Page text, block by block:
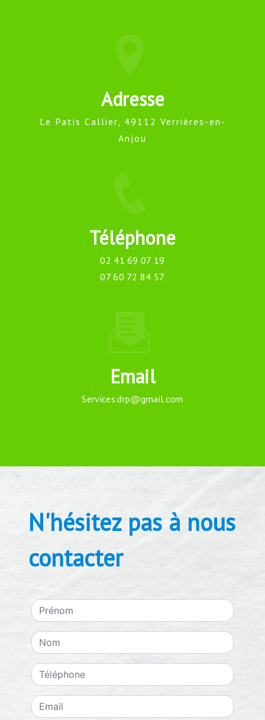
Adresse
Le Patis Callier, 49112 Verrières-en-
Anjou
Téléphone
02 41 69 07 19
07 60 72 84 57
Email
services.drp@gmail.com
N'hésitez pas à nous
contacter